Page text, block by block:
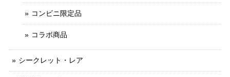
コンビニ限定品
コラボ商品
シークレット・レア